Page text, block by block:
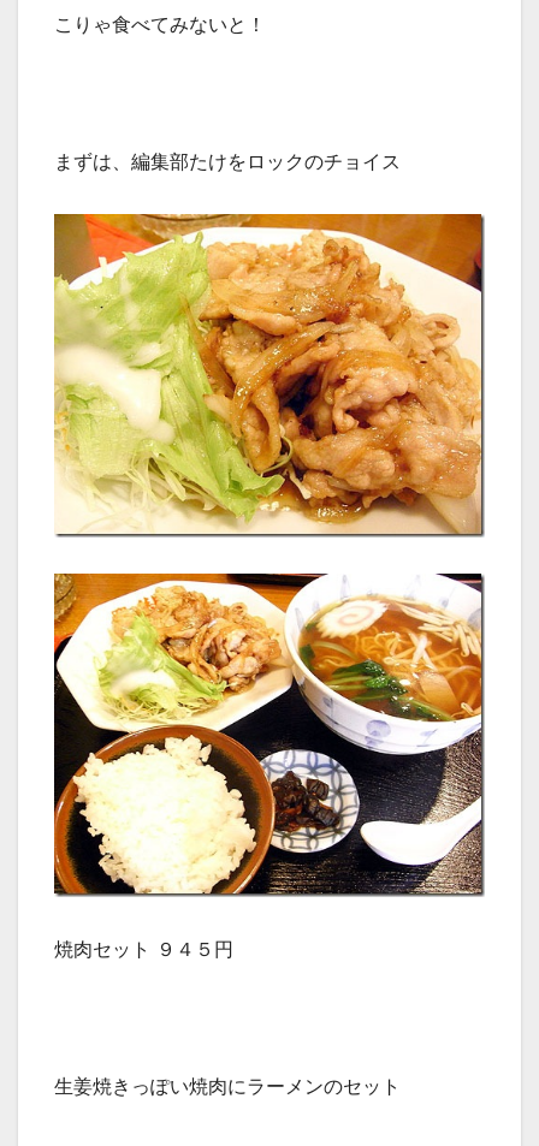
こりゃ食べてみないと！
まずは、編集部たけをロックのチョイス
焼肉セット ９４５円
生姜焼きっぽい焼肉にラーメンのセット